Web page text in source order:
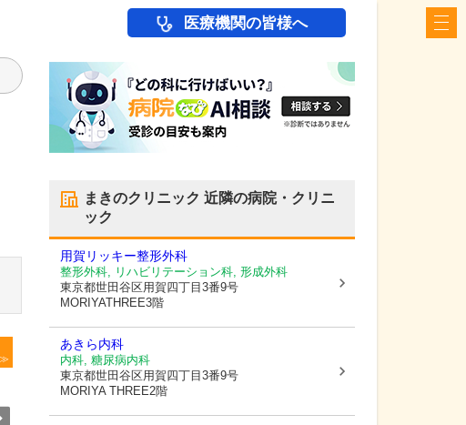
医療機関の皆様へ
まきのクリニック 近隣の病院・クリニ
ック
用賀リッキー整形外科
整形外科, リハビリテーション科, 形成外科
東京都世田谷区用賀四丁目3番9号
MORIYATHREE3階
あきら内科
内科, 糖尿病内科
東京都世田谷区用賀四丁目3番9号
MORIYA THREE2階